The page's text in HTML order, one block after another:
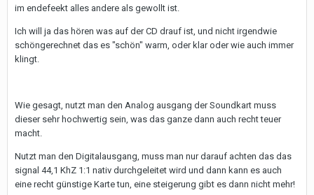
im endefeekt alles andere als gewollt ist.
Ich will ja das hören was auf der CD drauf ist, und nicht irgendwie
schöngerechnet das es "schön" warm, oder klar oder wie auch immer
klingt.
Wie gesagt, nutzt man den Analog ausgang der Soundkart muss
dieser sehr hochwertig sein, was das ganze dann auch recht teuer
macht.
Nutzt man den Digitalausgang, muss man nur darauf achten das das
signal 44,1 KhZ 1:1 nativ durchgeleitet wird und dann kann es auch
eine recht günstige Karte tun, eine steigerung gibt es dann nicht mehr!